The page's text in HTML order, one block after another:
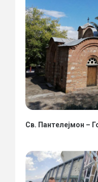
Св. Пантелејмон –